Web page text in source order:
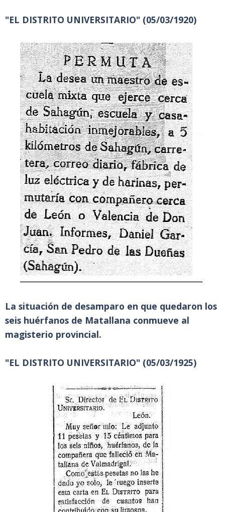
"EL DISTRITO UNIVERSITARIO" (05/03/1920)
La situación de desamparo en que quedaron los
seis huérfanos de Matallana conmueve al
magisterio provincial.
"EL DISTRITO UNIVERSITARIO" (05/03/1925)